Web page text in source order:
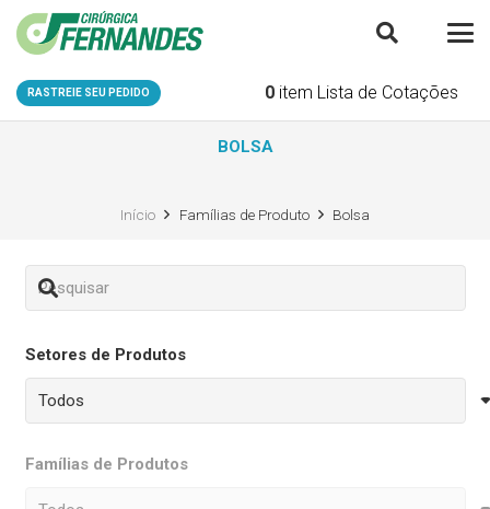
RASTREIE SEU PEDIDO 0 item Lista de Cotações
BOLSA
Início Famílias de Produto Bolsa
Setores de Produtos
Famílias de Produtos